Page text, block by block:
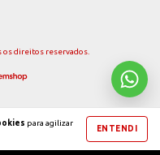
para agilizar
ENTENDI
os direitos reservados.